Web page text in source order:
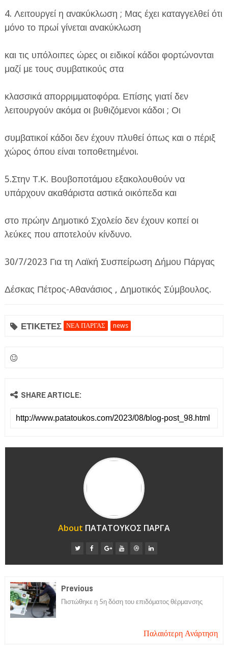
4. Λειτουργεί η ανακύκλωση ; Μας έχει καταγγελθεί ότι
μόνο το πρωί γίνεται ανακύκλωση
και τις υπόλοιπες ώρες οι ειδικοί κάδοι φορτώνονται
μαζί με τους συμβατικούς στα
κλασσικά απορριμματοφόρα. Επίσης γιατί δεν
λειτουργούν ακόμα οι βυθιζόμενοι κάδοι ; Οι
συμβατικοί κάδοι δεν έχουν πλυθεί όπως και ο πέριξ
χώρος όπου είναι τοποθετημένοι.
5.Στην Τ.Κ. Βουβοποτάμου εξακολουθούν να
υπάρχουν ακαθάριστα αστικά οικόπεδα και
στο πρώην Δημοτικό Σχολείο δεν έχουν κοπεί οι
λεύκες που αποτελούν κίνδυνο.
30/7/2023 Για τη Λαϊκή Συσπείρωση Δήμου Πάργας
Δέσκας Πέτρος-Αθανάσιος , Δημοτικός Σύμβουλος.
ΕΤΙΚΕΤΕΣ ΝΕΑ ΠΑΡΓΑΣ news
SHARE ARTICLE:
About ΠΑΤΑΤΟΥΚΟΣ ΠΑΡΓΑ
Previous
Πιστώθηκε η 5η δόση του επιδόματος θέρμανσης
Παλαιότερη Ανάρτηση